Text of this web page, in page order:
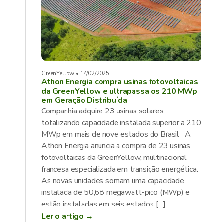
GreenYellow • 14/02/2025
Athon Energia compra usinas fotovoltaicas
da GreenYellow e ultrapassa os 210 MWp
em Geração Distribuída
Companhia adquire 23 usinas solares,
totalizando capacidade instalada superior a 210
MWp em mais de nove estados do Brasil A
Athon Energia anuncia a compra de 23 usinas
fotovoltaicas da GreenYellow, multinacional
francesa especializada em transição energética.
As novas unidades somam uma capacidade
instalada de 50,68 megawatt-pico (MWp) e
estão instaladas em seis estados […]
Ler o artigo →